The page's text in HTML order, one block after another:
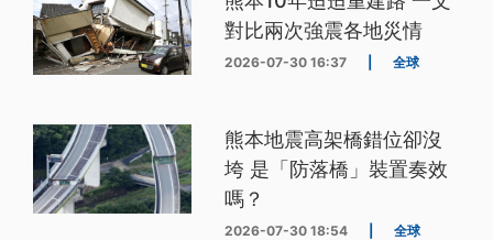
對比兩次強震各地災情
2026-07-30 16:37 全球
熊本地震高架橋錯位卻沒
垮 是「防落橋」裝置奏效
嗎？
2026-07-30 18:54 全球